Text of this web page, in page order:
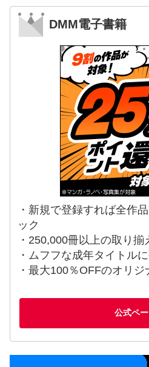
DMM電子書籍
・新規で登録すれば全作
ック
・250,000冊以上の取り揃
・ムフフな成年タイトル
・最大100％OFFのオリ
公式ペ